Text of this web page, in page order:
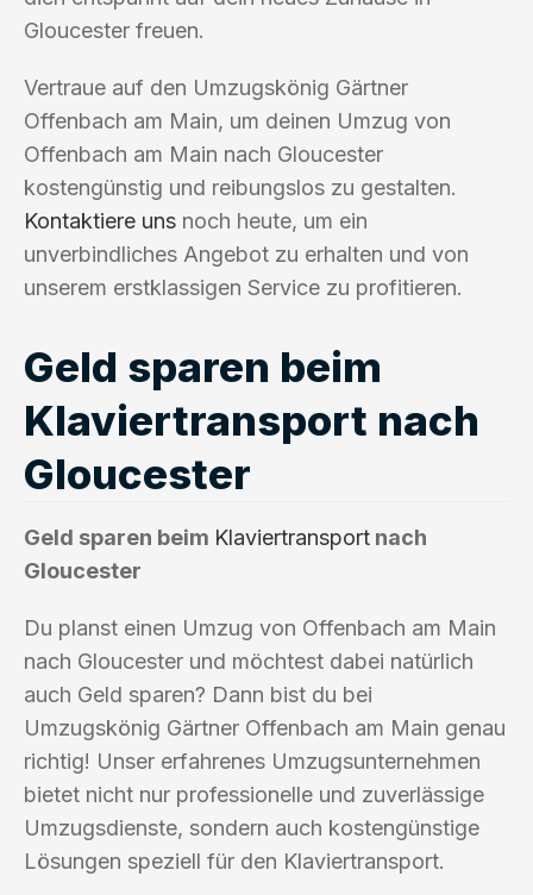
Gloucester freuen.
Vertraue auf den Umzugskönig Gärtner
Offenbach am Main, um deinen Umzug von
Offenbach am Main nach Gloucester
kostengünstig und reibungslos zu gestalten.
Kontaktiere uns noch heute, um ein
unverbindliches Angebot zu erhalten und von
unserem erstklassigen Service zu profitieren.
Geld sparen beim
Klaviertransport nach
Gloucester
Geld sparen beim Klaviertransport nach
Gloucester
Du planst einen Umzug von Offenbach am Main
nach Gloucester und möchtest dabei natürlich
auch Geld sparen? Dann bist du bei
Umzugskönig Gärtner Offenbach am Main genau
richtig! Unser erfahrenes Umzugsunternehmen
bietet nicht nur professionelle und zuverlässige
Umzugsdienste, sondern auch kostengünstige
Lösungen speziell für den Klaviertransport.